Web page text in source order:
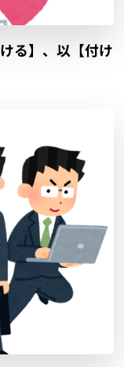
る】、以【付け